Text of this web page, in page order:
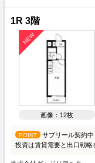
1R 3階
画像：12枚
POINT
サブリール契約
投資は賃貸需要と出口戦略